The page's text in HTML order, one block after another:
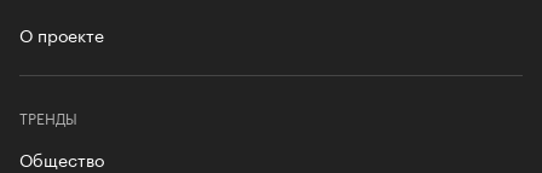
О проекте
ТРЕНДЫ
Общество